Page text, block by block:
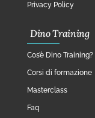
Privacy Policy
Dino Training
Cos’è Dino Training?
Corsi di formazione
Masterclass
Faq